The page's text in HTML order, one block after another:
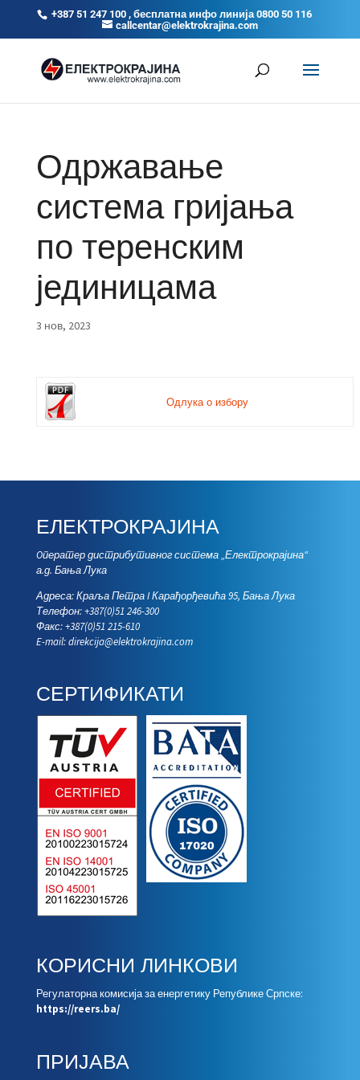
+387 51 247 100 , бесплатна инфо линија 0800 50 116
callcentar@elektrokrajina.com
Одржавање
система гријања
по теренским
јединицама
3 нов, 2023
Одлука о избору
ЕЛЕКТРОКРАЈИНА
Oператер дистрибутивног система „Електрокрајина“
а.д. Бања Лука
Адреса: Краља Петра I Карађорђевића 95, Бања Лука
Телефон: +387(0)51 246-300
Факс: +387(0)51 215-610
E-mail:direkcija@elektrokrajina.com
СЕРТИФИКАТИ
КОРИСНИ ЛИНКОВИ
Регулаторна комисија за енергетику Републике Српске:
https://reers.ba/
ПРИЈАВА